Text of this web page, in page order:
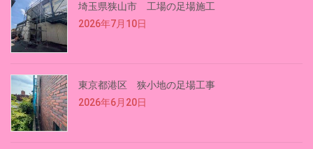
埼玉県狭山市 工場の足場施工
2026年7月10日
東京都港区 狭小地の足場工事
2026年6月20日